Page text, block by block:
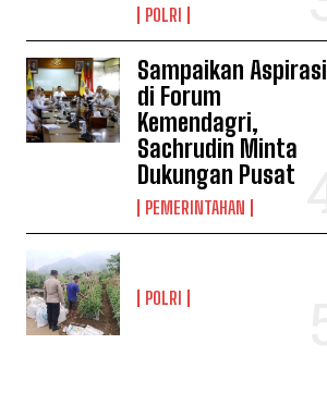
POLRI
Sampaikan Aspirasi
di Forum
Kemendagri,
Sachrudin Minta
Dukungan Pusat
PEMERINTAHAN
POLRI